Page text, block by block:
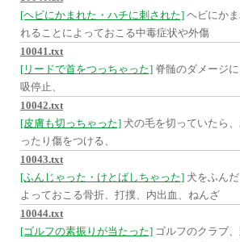
[ヘビにかまれた・ハチに刺された] ヘビにか
れることによっておこる中毒症状や外傷
10041.txt
[リードで首をつっちゃった] 脊髄のダメージ
吸停止、
10042.txt
[皮膚も切っちゃった] 犬の毛を切っていたら
ったり傷をつける、
10043.txt
[ふんじゃった・けとばしちゃった] 犬をふん
よっておこる骨折、打撲、内出血、ねんざ
10044.txt
[ゴルフの素振りが当たった] ゴルフのクラブ